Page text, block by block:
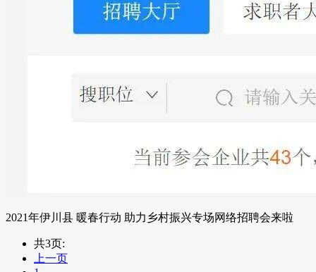
2021年伊川县 暖春行动 助力乡村振兴专场网络招聘会来啦
共3页:
上一页